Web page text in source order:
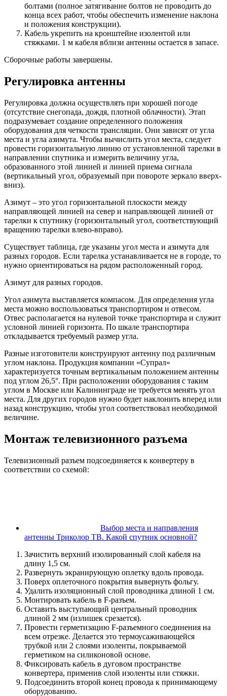
болтами (полное затягивание болтов не проводить до
конца всех работ, чтобы обеспечить изменение наклона
и положения конструкции).
Кабель укрепить на кронштейне изолентой или
стяжками. 1 м кабеля вблизи антенны остается в запасе.
Сборочные работы завершены.
Регулировка антенны
Регулировка должна осуществлять при хорошей погоде
(отсутствие снегопада, дождя, плотной облачности). Этап
подразумевает создание определенного положения
оборудования для четкости трансляции. Они зависят от угла
места и угла азимута. Чтобы вычислить угол места, следует
провести горизонтальную линию от установленной тарелки в
направлении спутника и измерить величину угла,
образованного этой линией и линией приема сигнала
(вертикальный угол, образуемый при повороте зеркало вверх-
вниз).
Азимут – это угол горизонтальной плоскости между
направляющей линией на север и направляющей линией от
тарелки к спутнику (горизонтальный угол, соответствующий
вращению тарелки влево-вправо).
Существует таблица, где указаны угол места и азимута для
разных городов. Если тарелка устанавливается не в городе, то
нужно ориентироваться на рядом расположенный город.
Азимут для разных городов.
Угол азимута выставляется компасом. Для определения угла
места можно воспользоваться транспортиром и отвесом.
Отвес располагается на нулевой точке транспортира и служит
условной линией горизонта. По шкале транспортира
откладывается требуемый размер угла.
Разные изготовители конструируют антенну под различным
углом наклона. Продукция компании «Супрал»
характеризуется точным вертикальным положением антенны
под углом 26,5°. При расположении оборудования с таким
углом в Москве или Калининграде не требуется менять угол
места. Для других городов нужно будет наклонить вперед или
назад конструкцию, чтобы угол соответствовал необходимой
величине.
Монтаж телевизионного разъема
Телевизионный разъем подсоединяется к конвертеру в
соответствии со схемой:
Выбор места и направления
антенны Триколор ТВ. Какой спутник основной?
Зачистить верхний изолированный слой кабеля на
длину 1,5 см.
Развернуть экранирующую оплетку вдоль провода.
Поверх оплеточного покрытия вывернуть фольгу.
Удалить изоляционный слой проводника длиной 1 см.
Монтировать кабель в F-разъем.
Оставить выступающий центральный проводник
длиной 2 мм (излишек срезается).
Провести герметизацию F-разъемного соединения на
всем отрезке. Делается это термоусаживающейся
трубкой или 2 слоями изоленты, покрываемой
герметиком на силиконовой основе.
Фиксировать кабель в дуговом пространстве
конвертера, применив слой изоленты или стяжки.
Подсоединить второй конец провода к принимающему
оборудованию.